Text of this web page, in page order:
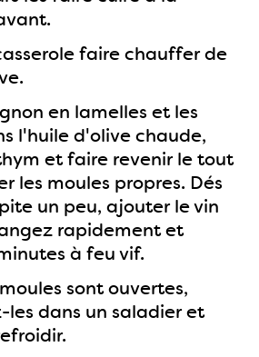
faire chauffer de
en lamelles et les
l'huile d'olive chaude,
et faire revenir le tout
les moules propres. Dés
un peu, ajouter le vin
rapidement et
à feu vif.
sont ouvertes,
les dans un saladier et